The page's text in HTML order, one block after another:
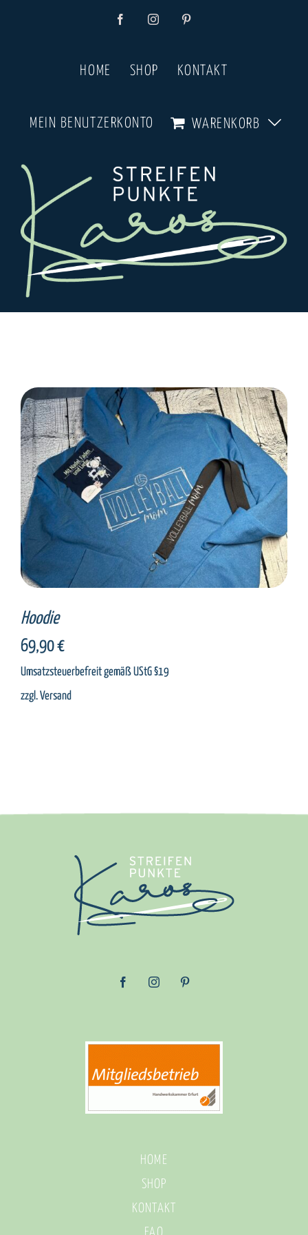
FacebookInstagramPinterest
HOME SHOP KONTAKT
MEIN BENUTZERKONTO WARENKORB
SELECT OPTIONS / DETAILS
Hoodie
69,90€
Umsatzsteuerbefreit gemäß UStG §19
zzgl.Versand
HOME
SHOP
KONTAKT